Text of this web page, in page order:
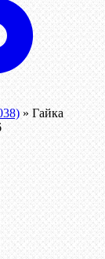
» Гайка